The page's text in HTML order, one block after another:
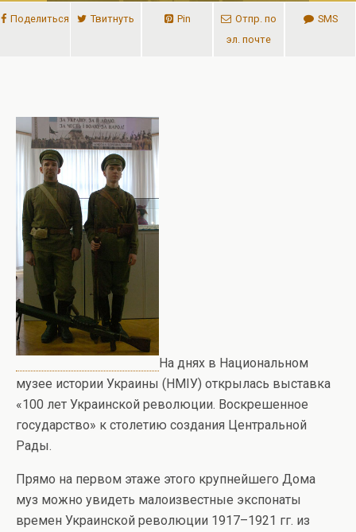
Поделиться Твитнуть Pin
Отпр. по
эл. почте
SMS
На днях в Национальном
музее истории Украины (НМІУ) открылась выставка
«100 лет Украинской революции. Воскрешенное
государство» к столетию создания Центральной
Рады.
Прямо на первом этаже этого крупнейшего Дома
муз можно увидеть малоизвестные экспонаты
времен Украинской революции 1917–1921 гг. из